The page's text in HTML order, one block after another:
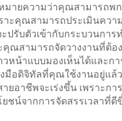
ายความว่าคุณสามารถพ
าะคุณสามารถประเมินคว
ปรับตัวเข้ากับกระบวนก
ณสามารถจัดวางงานที่ต้
น้าแบบมองเห็นได้และกา
มือดิจิทัลที่คุณใช้งานอยู่แล้
ยอาชีพจะเร่งขึ้น เพราะก
น์จากการจัดสรรเวลาที่